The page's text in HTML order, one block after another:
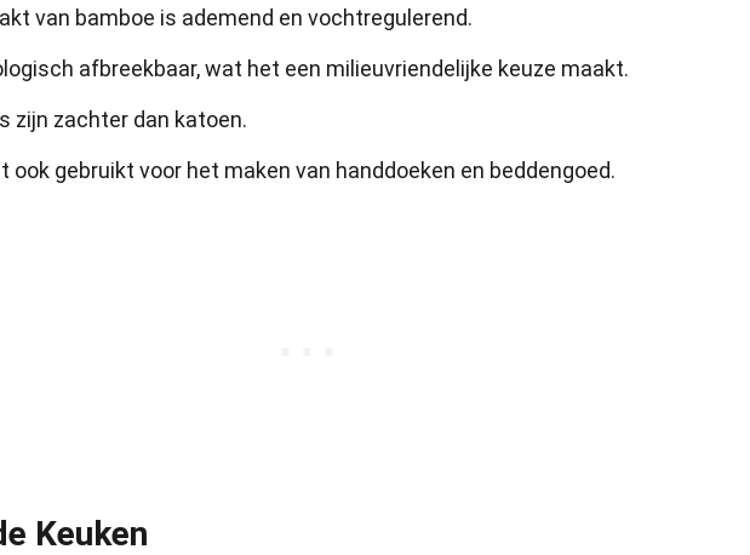
van bamboe is ademend en vochtregulerend.
afbreekbaar, wat het een milieuvriendelijke keuze maakt.
zijn zachter dan katoen.
ook gebruikt voor het maken van handdoeken en beddengoed.
Keuken